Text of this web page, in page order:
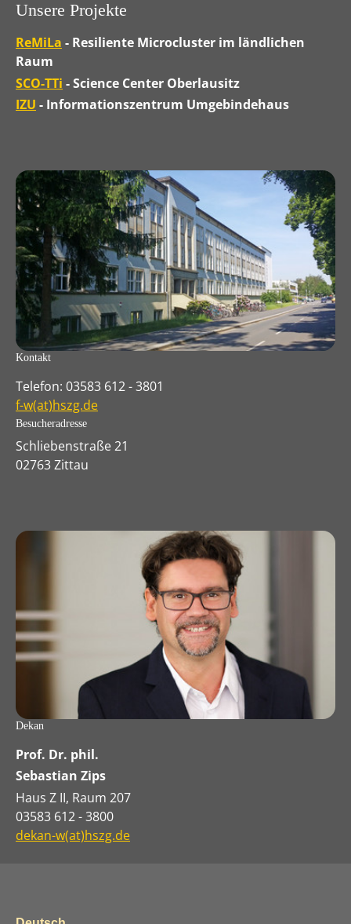
Unsere Projekte
ReMiLa - Resiliente Microcluster im ländlichen
Raum
SCO-TTi - Science Center Oberlausitz
IZU - Informationszentrum Umgebindehaus
Kontakt
Telefon: 03583 612 - 3801
f-w(at)hszg.de
Besucheradresse
Schliebenstraße 21
02763 Zittau
Dekan
Prof. Dr. phil.
Sebastian Zips
Haus Z II, Raum 207
03583 612 - 3800
dekan-w(at)hszg.de